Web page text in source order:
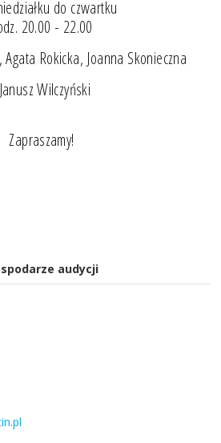
do czwartku
20.00 - 22.00
Rokicka, Joanna Skonieczna
Wilczyński
Zapraszamy!
audycji